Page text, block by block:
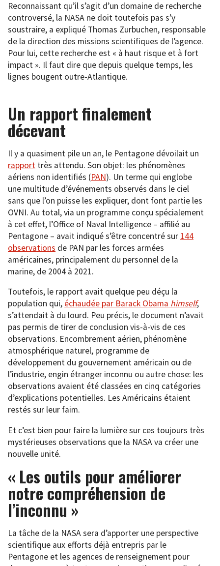
Reconnaissant qu’il s’agit d’un domaine de recherche
controversé, la NASA ne doit toutefois pas s’y
soustraire, a expliqué Thomas Zurbuchen, responsable
de la direction des missions scientifiques de l’agence.
Pour lui, cette recherche est « à haut risque et à fort
impact ». Il faut dire que depuis quelque temps, les
lignes bougent outre-Atlantique.
Un rapport finalement
décevant
Il y a quasiment pile un an, le Pentagone dévoilait un
rapport très attendu. Son objet: les phénomènes
aériens non identifiés (PAN). Un terme qui englobe
une multitude d’événements observés dans le ciel
sans que l’on puisse les expliquer, dont font partie les
OVNI. Au total, via un programme conçu spécialement
à cet effet, l’Office of Naval Intelligence – affilié au
Pentagone – avait indiqué s’être concentré sur 144
observations de PAN par les forces armées
américaines, principalement du personnel de la
marine, de 2004 à 2021.
Toutefois, le rapport avait quelque peu déçu la
population qui, échaudée par Barack Obama himself,
s’attendait à du lourd. Peu précis, le document n’avait
pas permis de tirer de conclusion vis-à-vis de ces
observations. Encombrement aérien, phénomène
atmosphérique naturel, programme de
développement du gouvernement américain ou de
l’industrie, engin étranger inconnu ou autre chose: les
observations avaient été classées en cinq catégories
d’explications potentielles. Les Américains étaient
restés sur leur faim.
Et c’est bien pour faire la lumière sur ces toujours très
mystérieuses observations que la NASA va créer une
nouvelle unité.
« Les outils pour améliorer
notre compréhension de
l’inconnu »
La tâche de la NASA sera d’apporter une perspective
scientifique aux efforts déjà entrepris par le
Pentagone et les agences de renseignement pour